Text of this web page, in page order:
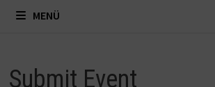
MENÜ
Submit Event